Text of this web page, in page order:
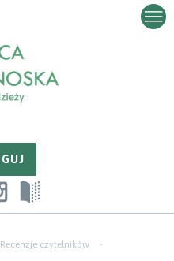
Recenzje czytelników